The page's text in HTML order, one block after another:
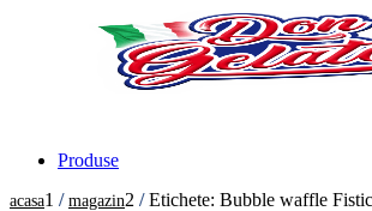
Produse
acasa1 / magazin2 / Etichete: Bubble waffle